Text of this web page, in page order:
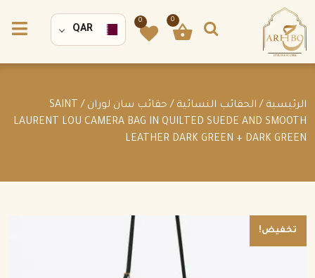
0
0
QAR
الرئيسية / الحقائب النسائية / حقائب سان لوران
/ SAINT
LAURENT LOU CAMERA BAG IN QUILTED SUEDE AND SMOOTH
LEATHER DARK GREEN + DARK GREEN
تخفيض!